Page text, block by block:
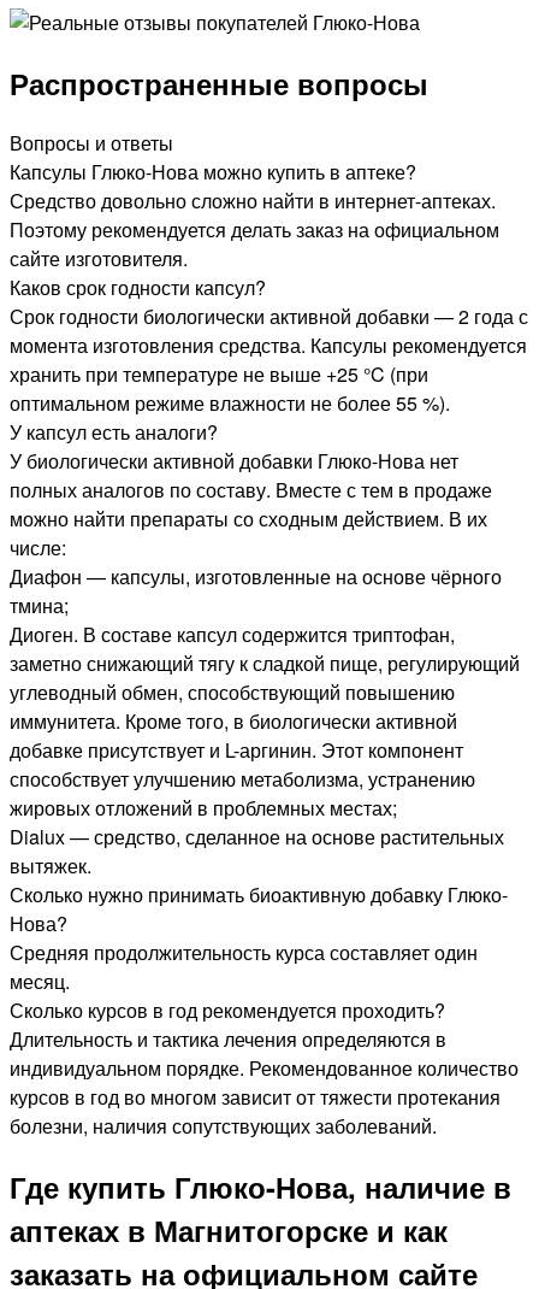
Распространенные вопросы
Вопросы и ответы
Капсулы Глюко-Нова можно купить в аптеке?
Средство довольно сложно найти в интернет-аптеках.
Поэтому рекомендуется делать заказ на официальном
сайте изготовителя.
Каков срок годности капсул?
Срок годности биологически активной добавки — 2 года с
момента изготовления средства. Капсулы рекомендуется
хранить при температуре не выше +25 °C (при
оптимальном режиме влажности не более 55 %).
У капсул есть аналоги?
У биологически активной добавки Глюко-Нова нет
полных аналогов по составу. Вместе с тем в продаже
можно найти препараты со сходным действием. В их
числе:
Диафон — капсулы, изготовленные на основе чёрного
тмина;
Диоген. В составе капсул содержится триптофан,
заметно снижающий тягу к сладкой пище, регулирующий
углеводный обмен, способствующий повышению
иммунитета. Кроме того, в биологически активной
добавке присутствует и L-аргинин. Этот компонент
способствует улучшению метаболизма, устранению
жировых отложений в проблемных местах;
Dialux — средство, сделанное на основе растительных
вытяжек.
Сколько нужно принимать биоактивную добавку Глюко-
Нова?
Средняя продолжительность курса составляет один
месяц.
Сколько курсов в год рекомендуется проходить?
Длительность и тактика лечения определяются в
индивидуальном порядке. Рекомендованное количество
курсов в год во многом зависит от тяжести протекания
болезни, наличия сопутствующих заболеваний.
Где купить Глюко-Нова, наличие в
аптеках в Магнитогорске и как
заказать на официальном сайте